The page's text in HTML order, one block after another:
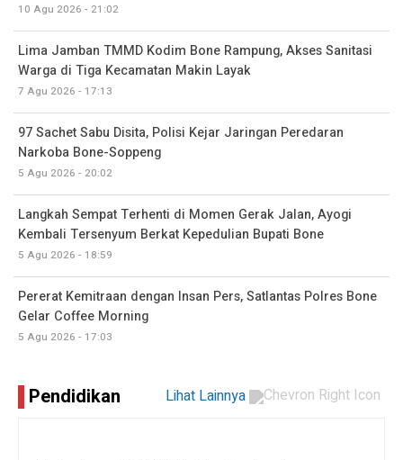
10 Agu 2026 - 21:02
Lima Jamban TMMD Kodim Bone Rampung, Akses Sanitasi
Warga di Tiga Kecamatan Makin Layak
7 Agu 2026 - 17:13
97 Sachet Sabu Disita, Polisi Kejar Jaringan Peredaran
Narkoba Bone-Soppeng
5 Agu 2026 - 20:02
Langkah Sempat Terhenti di Momen Gerak Jalan, Ayogi
Kembali Tersenyum Berkat Kepedulian Bupati Bone
5 Agu 2026 - 18:59
Pererat Kemitraan dengan Insan Pers, Satlantas Polres Bone
Gelar Coffee Morning
5 Agu 2026 - 17:03
Pendidikan Lihat Lainnya